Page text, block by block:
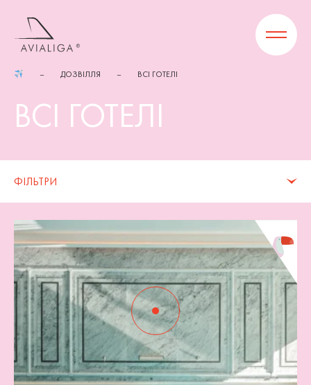
ДОЗВІЛЛЯ ВСІ ГОТЕЛІ
ВСІ ГОТЕЛІ
ФІЛЬТРИ